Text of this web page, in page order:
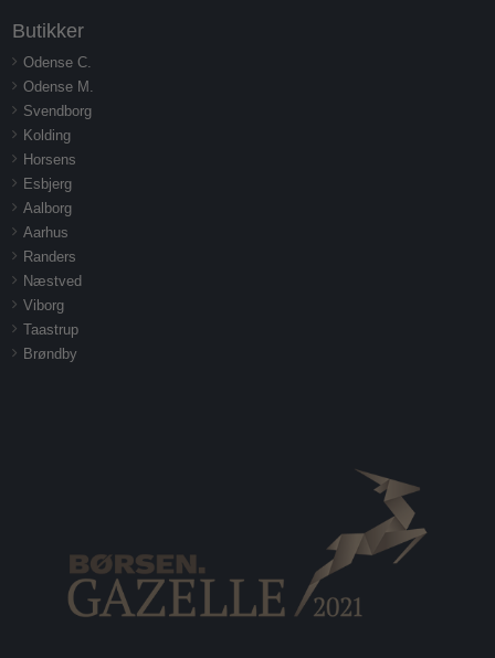
Butikker
Odense C.
Odense M.
Svendborg
Kolding
Horsens
Esbjerg
Aalborg
Aarhus
Randers
Næstved
Viborg
Taastrup
Brøndby